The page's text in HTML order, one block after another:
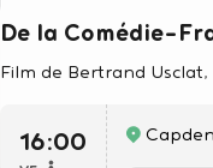
De la Comédie-
Film de Bertrand
16:00